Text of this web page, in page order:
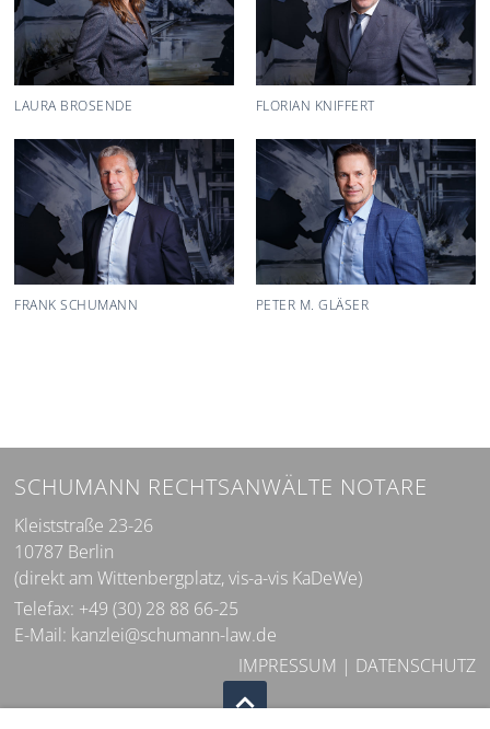
LAURA BROSENDE FLORIAN KNIFFERT
FRANK SCHUMANN PETER M. GLÄSER
SCHUMANN RECHTSANWÄLTE NOTARE
Kleiststraße 23-26
10787 Berlin
(direkt am Wittenbergplatz, vis-a-vis KaDeWe)
Telefax: +49 (30) 28 88 66-25
E-Mail: kanzlei@schumann-law.de
IMPRESSUM | DATENSCHUTZ